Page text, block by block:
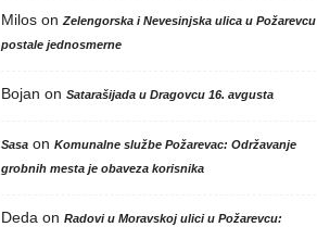
Miloson Zelengorska i Nevesinjska ulica u Požarevcu
postale jednosmerne
Bojan on Satarašijada u Dragovcu 16. avgusta
Sasaon Komunalne službe Požarevac: Održavanje
grobnih mesta je obaveza korisnika
Deda on Radovi u Moravskoj ulici u Požarevcu: